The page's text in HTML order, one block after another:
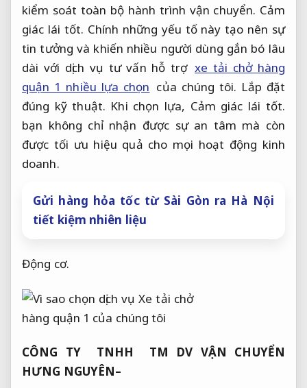
kiểm soát toàn bộ hành trình vận chuyển. Cảm
giác lái tốt. Chính những yếu tố này tạo nên sự
tin tưởng và khiến nhiều người dùng gắn bó lâu
dài với dịch vụ tư vấn hỗ trợ xe tải chở hàng
quận 1 nhiều lựa chọn của chúng tôi. Lắp đặt
đúng kỹ thuật. Khi chọn lựa, Cảm giác lái tốt.
bạn không chỉ nhận được sự an tâm mà còn
được tối ưu hiệu quả cho mọi hoạt động kinh
doanh.
Gửi hàng hỏa tốc từ Sài Gòn ra Hà Nội
tiết kiệm nhiên liệu
Động cơ.
CÔNG TY TNHH TM DV VẬN CHUYỂN
HƯNG NGUYÊN–